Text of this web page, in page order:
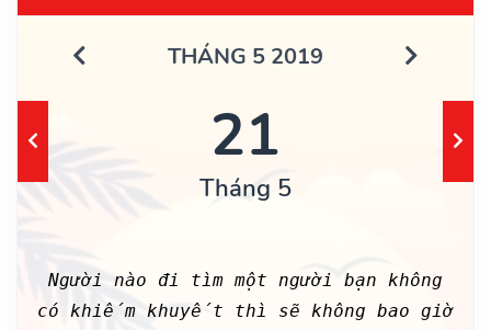
THÁNG 5 2019
21
Tháng 5
Người nào đi tìm một người bạn không
có khiếm khuyết thì sẽ không bao giờ